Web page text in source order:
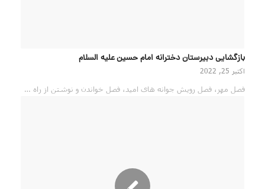
بازگشایی دبیرستان دخترانه امام حسین علیه السلام
اکتبر 25, 2022
فصل مهر، فصل رویش جوانه های امید، فصل خواندن و نوشتن از راه …